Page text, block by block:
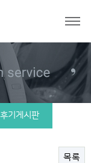
후기게시판
목록